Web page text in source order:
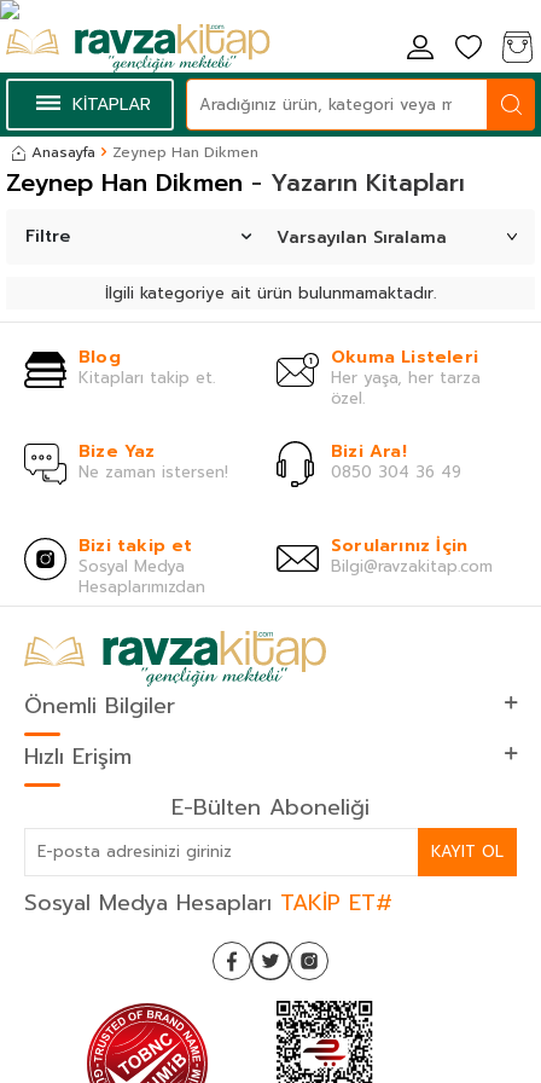
KİTAPLAR
Anasayfa Zeynep Han Dikmen
- Yazarın Kitapları
Zeynep Han Dikmen
Filtre
İlgili kategoriye ait ürün bulunmamaktadır.
Blog
Kitapları takip et.
Okuma Listeleri
Her yaşa, her tarza
özel.
Bize Yaz
Ne zaman istersen!
Bizi Ara!
0850 304 36 49
Bizi takip et
Sosyal Medya
Hesaplarımızdan
Sorularınız İçin
Bilgi@ravzakitap.com
Önemli Bilgiler
Hızlı Erişim
E-Bülten Aboneliği
KAYIT OL
Sosyal Medya Hesapları TAKİP ET#